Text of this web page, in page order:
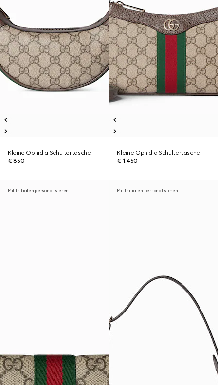
Kleine Ophidia Schultertasche
€ 850
Kleine Ophidia Schultertasche
€ 1.450
Mit Initialen personalisieren Mit Initialen personalisieren